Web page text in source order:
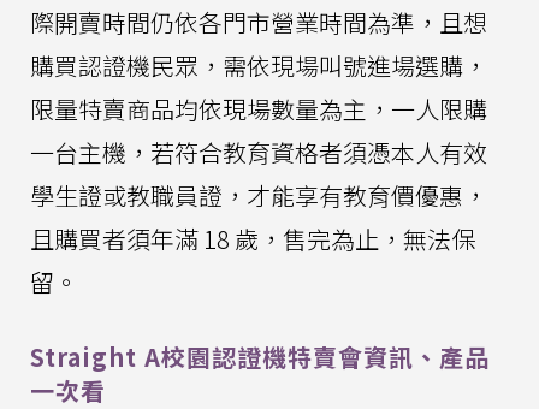
際開賣時間仍依各門市營業時間為準，且想
購買認證機民眾，需依現場叫號進場選購，
限量特賣商品均依現場數量為主，一人限購
一台主機，若符合教育資格者須憑本人有效
學生證或教職員證，才能享有教育價優惠，
且購買者須年滿 18 歲，售完為止，無法保
留。
Straight A校園認證機特賣會資訊、產品
一次看